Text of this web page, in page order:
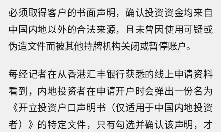
必须取得客户的书面声明，确认投资资金均来自
中国内地以外的合法来源，且未曾因使用可疑或
伪造文件而被其他持牌机构关闭或暂停账户。
每经记者在从香港汇丰银行获悉的线上申请资料
看到，内地投资者在申请开户时会弹出一份名为
《开立投资户口声明书（仅适用于中国内地投资
者）》的特定文件，只有勾选并确认该声明，才